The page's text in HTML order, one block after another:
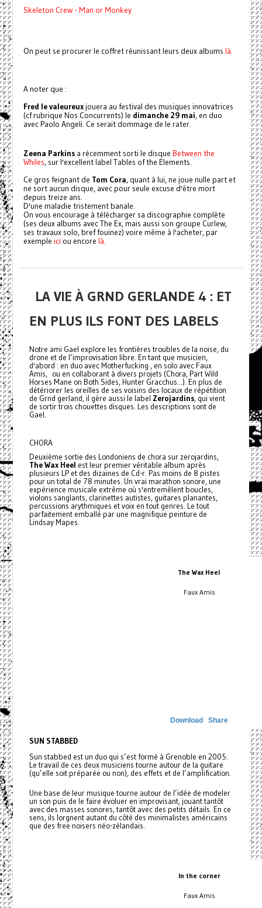
Skeleton Crew - Man or Monkey
On peut se procurer le coffret réunissant leurs deux albums là.
A noter que :
Fred le valeureuxjouera au festival des musiques innovatrices
(cf rubrique Nos Concurrents) le dimanche 29 mai, en duo
avec Paolo Angeli. Ce serait dommage de le rater.
Zeena Parkinsa récemment sorti le disque Between the
Whiles, sur l'excellent label Tables of the Elements.
Ce gros feignant de Tom Cora, quant à lui, ne joue nulle part et
ne sort aucun disque, avec pour seule excuse d'être mort
depuis treize ans.
D'une maladie tristement banale.
On vous encourage à télécharger sa discographie complète
(ses deux albums avec The Ex, mais aussi son groupe Curlew,
ses travaux solo, bref fouinez) voire même à l'acheter, par
exemple ici ou encore là.
LA VIE À GRND GERLANDE 4 : ET
EN PLUS ILS FONT DES LABELS
Notre ami Gael explore les frontières troubles de la noise, du
drone et de l’improvisation libre. En tant que musicien,
d'abord : en duo avec Motherfucking , en solo avec Faux
Amis, ou en collaborant à divers projets (Chora, Part Wild
Horses Mane on Both Sides, Hunter Gracchus...). En plus de
détériorer les oreilles de ses voisins des locaux de répétition
de Grnd gerland, il gère aussi le label Zerojardins, qui vient
de sortir trois chouettes disques. Les descriptions sont de
Gael.
CHORA
Deuxième sortie des Londoniens de chora sur zerojardins,
The Wax Heel est leur premier véritable album après
plusieurs LP et des dizaines de Cd-r. Pas moins de 8 pistes
pour un total de 78 minutes. Un vrai marathon sonore, une
expérience musicale extrême où s'entremêlent boucles,
violons sanglants, clarinettes autistes, guitares planantes,
percussions arythmiques et voix en tout genres. Le tout
parfaitement emballé par une magnifique peinture de
Lindsay Mapes.
The Wax Heel
Faux Amis
Download Share
SUN STABBED
Sun stabbed est un duo qui s’est formé à Grenoble en 2005.
Le travail de ces deux musiciens tourne autour de la guitare
(qu’elle soit préparée ou non), des effets et de l’amplification.
Une base de leur musique tourne autour de l’idée de modeler
un son puis de le faire évoluer en improvisant, jouant tantôt
avec des masses sonores, tantôt avec des petits détails. En ce
sens, ils lorgnent autant du côté des minimalistes américains
que des free noisers néo-zélandais.
In the corner
Faux Amis